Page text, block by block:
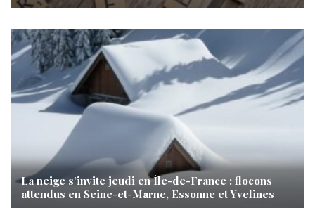
La neige s’invite jeudi en Île-de-France : flocons
attendus en Seine-et-Marne, Essonne et Yvelines